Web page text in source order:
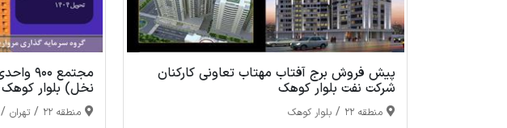
پیش فروش برج آفتاب مهتاب تعاونی کارکنان
شرکت نفت بلوار کوهک
منطقه 22 / بلوار کوهک
نخل) بلوار کوهک
منطقه 22 / تهران /